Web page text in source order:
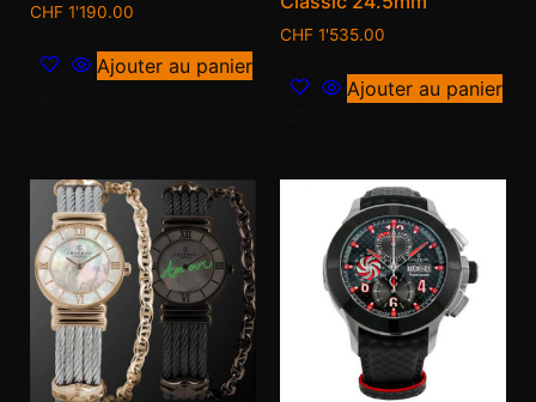
CHF 1'190.00
Ajouter au panier
CHF 1'535.00
Ajouter au panier